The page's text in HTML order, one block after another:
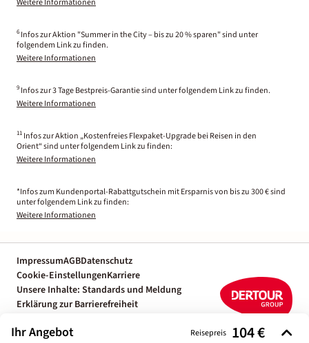
Ihr Angebot Reisepreis 104 €
Weitere Informationen
6 Infos zur Aktion "Summer in the City – bis zu 20 % sparen" sind unter
folgendem Link zu finden.
Weitere Informationen
9 Infos zur 3 Tage Bestpreis-Garantie sind unter folgendem Link zu finden.
Weitere Informationen
11 Infos zur Aktion „Kostenfreies Flexpaket-Upgrade bei Reisen in den
Orient“ sind unter folgendem Link zu finden:
Weitere Informationen
*Infos zum Kundenportal-Rabattgutschein mit Ersparnis von bis zu 300 € sind
unter folgendem Link zu finden:
Weitere Informationen
ImpressumAGBDatenschutz
Cookie-EinstellungenKarriere
Unsere Inhalte: Standards und Meldung
Erklärung zur Barrierefreiheit
Reiseexperten